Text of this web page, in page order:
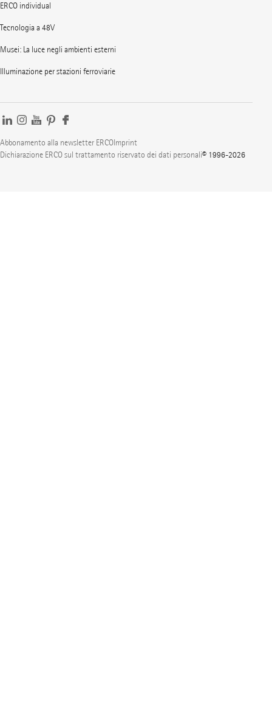
ERCO individual
Tecnologia a 48V
Musei: La luce negli ambienti esterni
Illuminazione per stazioni ferroviarie
Abbonamento alla newsletter ERCOImprint
Dichiarazione ERCO sul trattamento riservato dei dati personali© 1996-2026